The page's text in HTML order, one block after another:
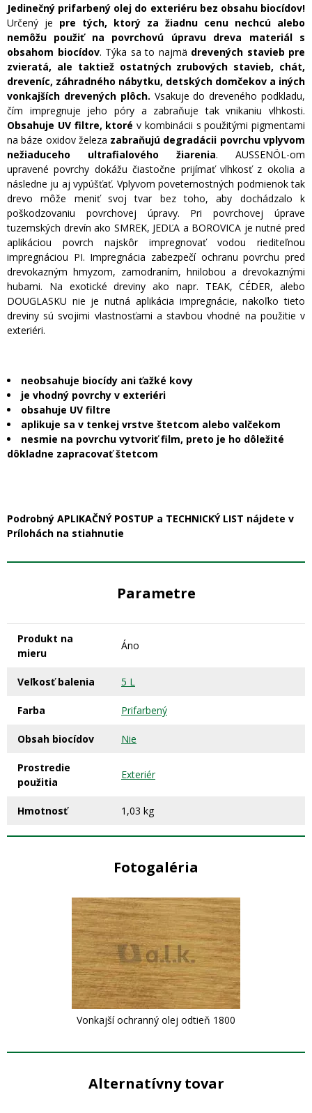
Jedinečný prifarbený olej do exteriéru bez obsahu biocídov!
Určený je pre tých, ktorý za žiadnu cenu nechcú alebo
nemôžu použiť na povrchovú úpravu dreva materiál s
obsahom biocídov. Týka sa to najmä drevených stavieb pre
zvieratá, ale taktiež ostatných zrubových stavieb, chát,
dreveníc, záhradného nábytku, detských domčekov a iných
vonkajších drevených plôch. Vsakuje do dreveného podkladu,
čím impregnuje jeho póry a zabraňuje tak vnikaniu vlhkosti.
Obsahuje UV filtre, ktoré v kombinácii s použitými pigmentami
na báze oxidov železa zabraňujú degradácii povrchu vplyvom
nežiaduceho ultrafialového žiarenia. AUSSENÖL-om
upravené povrchy dokážu čiastočne prijímať vlhkosť z okolia a
následne ju aj vypúšťať. Vplyvom poveternostných podmienok tak
drevo môže meniť svoj tvar bez toho, aby dochádzalo k
poškodzovaniu povrchovej úpravy. Pri povrchovej úprave
tuzemských drevín ako SMREK, JEDĽA a BOROVICA je nutné pred
aplikáciou povrch najskôr impregnovať vodou riediteľnou
impregnáciou PI. Impregnácia zabezpečí ochranu povrchu pred
drevokazným hmyzom, zamodraním, hnilobou a drevokaznými
hubami. Na exotické dreviny ako napr. TEAK, CÉDER, alebo
DOUGLASKU nie je nutná aplikácia impregnácie, nakoľko tieto
dreviny sú svojimi vlastnosťami a stavbou vhodné na použitie v
exteriéri.
neobsahuje biocídy ani ťažké kovy
je vhodný povrchy v exteriéri
obsahuje UV filtre
aplikuje sa v tenkej vrstve štetcom alebo valčekom
nesmie na povrchu vytvoriť film, preto je ho dôležité
dôkladne zapracovať štetcom
Podrobný APLIKAČNÝ POSTUP a TECHNICKÝ LIST nájdete v
Prílohách na stiahnutie
Parametre
Produkt na
mieru
Áno
Veľkosť balenia 5 L
Farba Prifarbený
Obsah biocídov Nie
Prostredie
použitia
Exteriér
Hmotnosť 1,03 kg
Fotogaléria
Vonkajší ochranný olej odtieň 1800
Alternatívny tovar